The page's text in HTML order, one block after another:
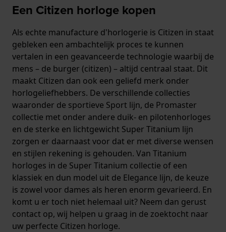
Een Citizen horloge kopen
Als echte manufacture d'horlogerie is Citizen in staat
gebleken een ambachtelijk proces te kunnen
vertalen in een geavanceerde technologie waarbij de
mens – de burger (citizen) – altijd centraal staat. Dit
maakt Citizen dan ook een geliefd merk onder
horlogeliefhebbers. De verschillende collecties
waaronder de sportieve Sport lijn, de Promaster
collectie met onder andere duik- en pilotenhorloges
en de sterke en lichtgewicht Super Titanium lijn
zorgen er daarnaast voor dat er met diverse wensen
en stijlen rekening is gehouden. Van Titanium
horloges in de Super Titanium collectie of een
klassiek en dun model uit de Elegance lijn, de keuze
is zowel voor dames als heren enorm gevarieerd. En
komt u er toch niet helemaal uit? Neem dan gerust
contact op, wij helpen u graag in de zoektocht naar
uw perfecte Citizen horloge.